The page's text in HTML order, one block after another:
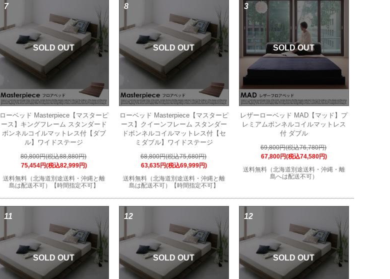
7
SOLD OUT
ローベッド Masterpiece【マスターピ
ース】キングフレーム スタンダード
ボンネルコイルマットレス付【ダブ
ル】ワイドステージ
80,800円(税込88,880円)
75,454円(税込82,999円)
送料無料（北海道別途送料・沖縄と離
島は配送不可）【時間指定不可】
8
SOLD OUT
ローベッド Masterpiece【マスターピ
ース】クイーンフレーム スタンダー
ドボンネルコイルマットレス付【セ
ミダブル】ワイドステージ
68,800円(税込75,680円)
63,635円(税込69,999円)
送料無料（北海道別途送料・沖縄と離
島は配送不可）【時間指定不可】
3
SOLD OUT
レザーローベッド MAD【マッド】プ
レミアムボンネルコイルマットレス
付 ダブル
69,800円(税込76,780円)
67,800円(税込74,580円)
送料無料（北海道別途送料・沖縄・離
島へは配送不可）
11
SOLD OUT
12
SOLD OUT
12
SOLD OUT